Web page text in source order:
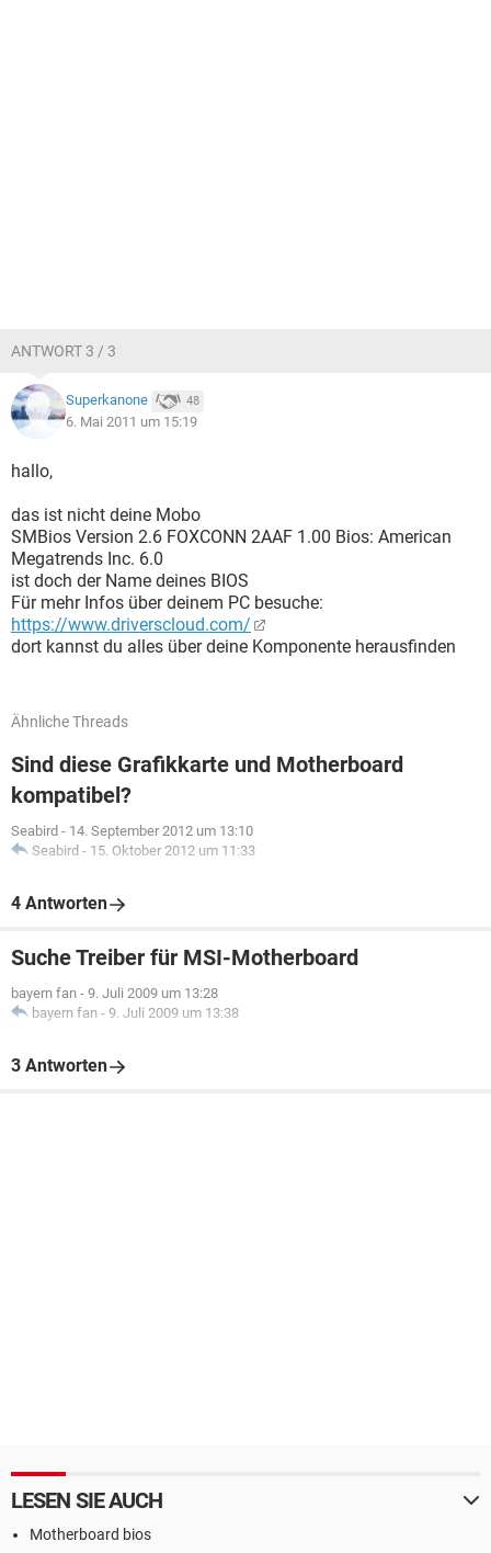
ANTWORT 3 / 3
Superkanone 48
6. Mai 2011 um 15:19
hallo,
das ist nicht deine Mobo
SMBios Version 2.6 FOXCONN 2AAF 1.00 Bios: American
Megatrends Inc. 6.0
ist doch der Name deines BIOS
Für mehr Infos über deinem PC besuche:
https://www.driverscloud.com/
dort kannst du alles über deine Komponente herausfinden
Ähnliche Threads
Sind diese Grafikkarte und Motherboard
kompatibel?
Seabird - 14. September 2012 um 13:10
Seabird - 15. Oktober 2012 um 11:33
4 Antworten
Suche Treiber für MSI-Motherboard
bayern fan - 9. Juli 2009 um 13:28
bayern fan - 9. Juli 2009 um 13:38
3 Antworten
LESEN SIE AUCH
Motherboard bios